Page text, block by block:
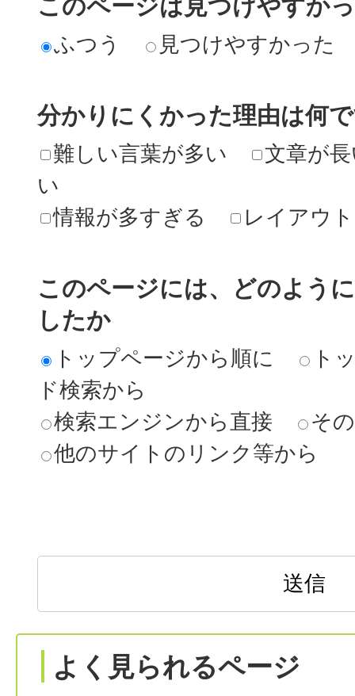
このページは見つけやすか
ふつう 見つけやすかった
分かりにくかった理由は何
難しい言葉が多い
文章が
い
情報が多すぎる
レイアウ
このページには、どのよう
したか
トップページから順に
ト
ド検索から
検索エンジンから直接
そ
他のサイトのリンク等から
よく見られるページ